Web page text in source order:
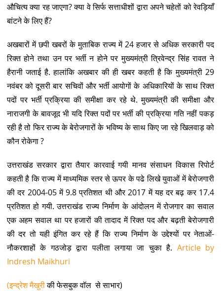
औचित्य क्या रह जाएगा? क्या वे सिर्फ सत्ताधीशों द्वारा अपने चहेतों को रेवड़ियाँ
बांटने के लिए हैं?
अखबारों में छपी खबरों के मुताबिक राज्य में 24 हजार से अधिक सरकारी पद
रिक्त होने तथा उन पर भर्ती न होने पर मुख्यमंत्री त्रिवेन्द्र सिंह रावत ने
हैरानी जताई है. हालांकि अखबार की ही खबर कहती है कि मुख्यमंत्री 29
नवंबर को दूसरी बार सचिवों और भर्ती आयोगों के अधिकारियों के साथ रिक्त
पदों पर भर्ती प्रक्रिया की समीक्षा कर रहे थे. मुख्यमंत्री की समीक्षा और
नाराजगी के बावजूद भी यदि रिक्त पदों पर भर्ती की प्रक्रिया गति नहीं पकड़
रही है तो फिर राज्य के बेरोजगारों के भविष्य के साथ किए जा रहे खिलवाड़ को
कौन रोकेगा ?
उत्तराखंड सरकार द्वारा तैयार कारवाई गयी मानव संसाधन विकास रिपोर्ट
कहती है कि राज्य में माध्यमिक स्तर से ऊपर के पढे लिखे युवाओं में बेरोजगारी
की दर 2004-05 में 9.8 प्रतिशत थी और 2017 में यह दर बढ़ कर 17.4
प्रतिशत हो गयी. उत्तराखंड राज्य निर्माण के आंदोलन में रोजगार का सवाल
एक अहम सवाल था पर हजारों की तादाद में रिक्त पद और बढ़ती बेरोजगारी
की दर तो यही इंगित कर रहे हैं कि राज्य निर्माण के उद्देश्यों पर नेताओं-
नौकरशाहों के गठजोड़ द्वारा पलीता लगाया जा चुका है. Article by
Indresh Maikhuri
(इन्द्रेश मैखुरीकी फेसबुक वॉल से साभार)